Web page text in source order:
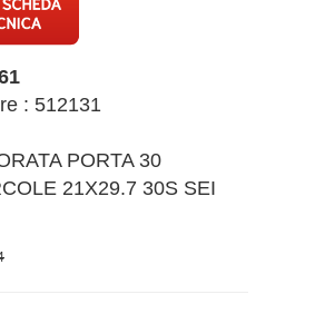
: 512131
PORTA 30
21X29.7 30S SEI